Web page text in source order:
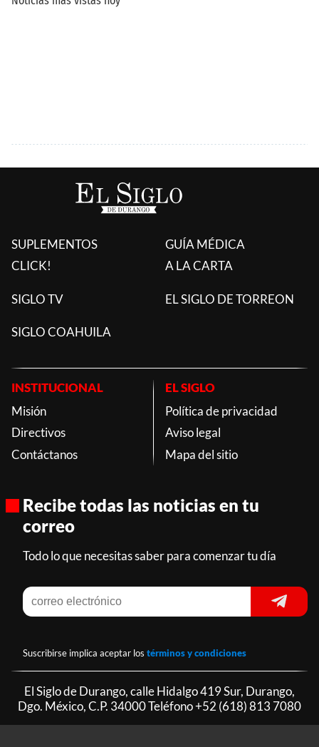
SUPLEMENTOS
CLICK!
GUÍA MÉDICA
A LA CARTA
SIGLO TV EL SIGLO DE TORREON
SIGLO COAHUILA
INSTITUCIONAL
Misión
Directivos
Contáctanos
EL SIGLO
Política de privacidad
Aviso legal
Mapa del sitio
Recibe todas las noticias en tu
correo
Todo lo que necesitas saber para comenzar tu día
Suscribirse implica aceptar los términos y condiciones
El Siglo de Durango, calle Hidalgo 419 Sur, Durango,
Dgo. México, C.P. 34000 Teléfono+52 (618) 813 7080